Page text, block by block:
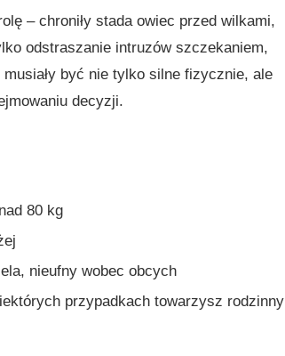
– chroniły stada owiec przed wilkami,
odstraszanie intruzów szczekaniem,
być nie tylko silne fizycznie, ale
decyzji.
80 kg
nieufny wobec obcych
przypadkach towarzysz rodzinny